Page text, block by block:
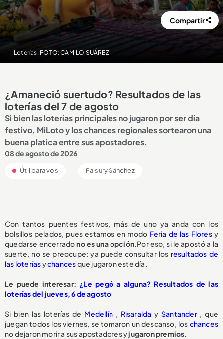
Loterías. FOTO: CAMILO SUÁREZ
Compartir
¿Amaneció suertudo? Resultados de las
loterías del 7 de agosto
Si bien las loterías principales no jugaron por ser día
festivo, MiLoto y los chances regionales sortearon una
buena platica entre sus apostadores.
08 de agosto de 2026
Útil para vos Faisury Sánchez
Con tantos puentes festivos, más de uno ya anda con los
bolsillos pelados, pues estamos en modo Feria de las Floresy
quedarse encerradono es una opción.Por eso, si le apostó a la
suerte, no se preocupe: ya puede consultar los resultados de
las loteríasychancesque jugaron este día.
Le puede interesar: ¿Le pegó a alguna? Resultados de las
loterías del jueves, 6 de agosto
Si bien las loterías de Medellín, Risaralda y Santander, que
juegan todos los viernes, se tomaron un descanso, los chances
no dejaron morir a sus apostadores yjugaron premios.